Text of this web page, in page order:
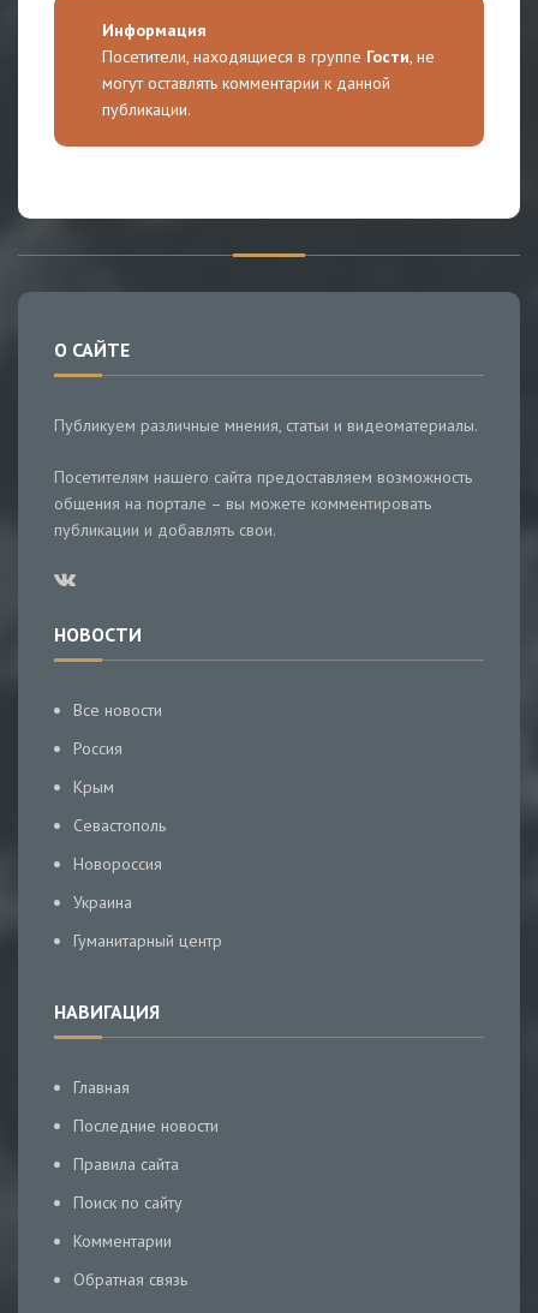
Информация
Посетители, находящиеся в группе Гости, не
могут оставлять комментарии к данной
публикации.
О САЙТЕ
Публикуем различные мнения, статьи и видеоматериалы.
Посетителям нашего сайта предоставляем возможность
общения на портале – вы можете комментировать
публикации и добавлять свои.
НОВОСТИ
Все новости
Россия
Крым
Севастополь
Новороссия
Украина
Гуманитарный центр
НАВИГАЦИЯ
Главная
Последние новости
Правила сайта
Поиск по сайту
Комментарии
Обратная связь